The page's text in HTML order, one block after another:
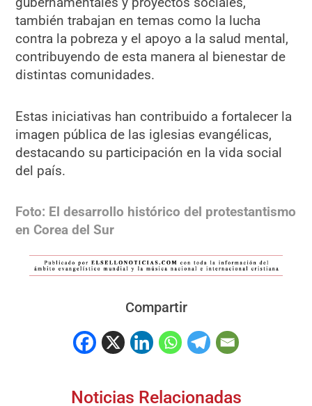
también trabajan en temas como la lucha
contra la pobreza y el apoyo a la salud mental,
contribuyendo de esta manera al bienestar de
distintas comunidades.
Estas iniciativas han contribuido a fortalecer la
imagen pública de las iglesias evangélicas,
destacando su participación en la vida social
del país.
Foto: El desarrollo histórico del protestantismo
en Corea del Sur
Compartir
Noticias Relacionadas